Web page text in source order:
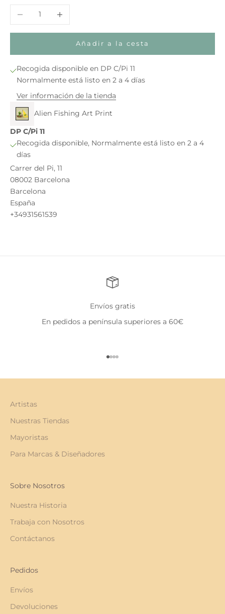
Reducir cantidad
Añadir a la cesta
Recogida disponible en DP C/Pi 11
Normalmente está listo en 2 a 4 días
Ver información de la tienda
Alien Fishing Art Print
DP C/Pi 11
Recogida disponible, Normalmente está listo en 2 a 4
días
Carrer del Pi, 11
08002 Barcelona
Barcelona
España
+34931561539
Envíos gratis
En pedidos a península superiores a 60€
Ir al artículo 1
Ir al artículo 2
Ir al artículo 3
Ir al artículo 4
Artistas
Nuestras Tiendas
Mayoristas
Para Marcas & Diseñadores
Sobre Nosotros
Nuestra Historia
Trabaja con Nosotros
Contáctanos
Pedidos
Envíos
Devoluciones